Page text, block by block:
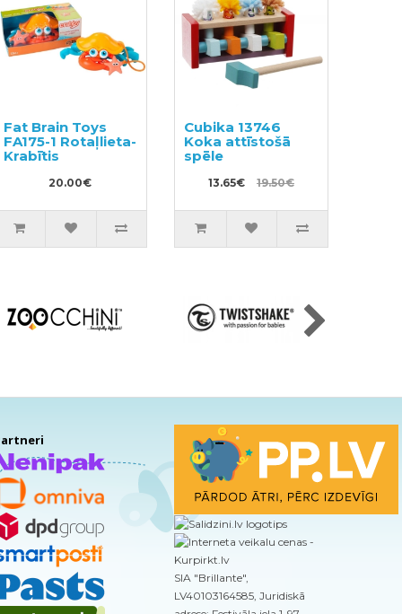
Fat Brain Toys
FA175-1 Rotaļlieta-
Krabītis
20.00€
Cubika 13746
Koka attīstošā
spēle
13.65€ 19.50€
SIA "Brillante",
LV40103164585, Juridiskā